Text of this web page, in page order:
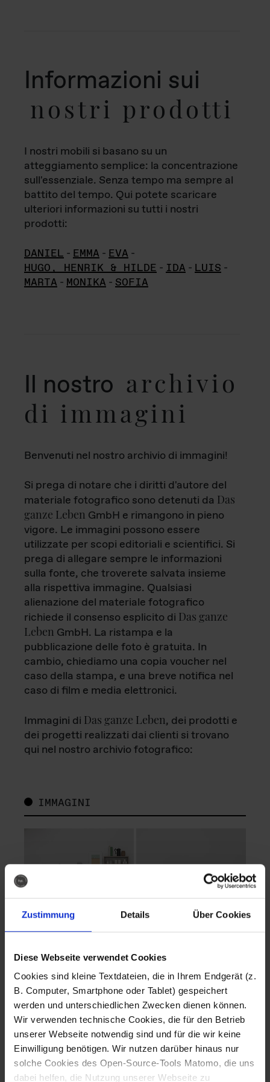
Zustimmung Details Über Cookies
Diese Webseite verwendet Cookies
Cookies sind kleine Textdateien, die in Ihrem Endgerät (z.
B. Computer, Smartphone oder Tablet) gespeichert
werden und unterschiedlichen Zwecken dienen können.
Wir verwenden technische Cookies, die für den Betrieb
unserer Webseite notwendig sind und für die wir keine
Einwilligung benötigen. Wir nutzen darüber hinaus nur
solche Cookies des Open-Source-Tools Matomo, die uns
dabei helfen, die Nutzung unserer Webseite zu
Informazioni sui
nostri prodotti
I nostri mobili si basano su un
atteggiamento semplice: la concentrazione
sull'essenziale. Senza tempo ma sempre al
battito del tempo. Qui potete scaricare
ulteriori informazioni su tutti i nostri
prodotti:
DANIEL - EMMA - EVA -
HUGO, HENRIK & HILDE - IDA - LUIS -
MARTA - MONIKA - SOFIA
Il nostro archivio
di immagini
Benvenuti nel nostro archivio di immagini!
Si prega di notare che i diritti d'autore del
materiale fotografico sono detenuti da Das
ganze Leben GmbH e rimangono in pieno
vigore. Le immagini possono essere
utilizzate per scopi editoriali e scientifici. Si
prega di allegare sempre le informazioni
sulla fonte, che troverete salvata insieme
alla rispettiva immagine. Qualsiasi
alienazione del materiale fotografico
richiede il consenso esplicito di Das ganze
Leben GmbH. La ristampa e la
pubblicazione delle foto è gratuita. In
cambio, chiediamo una copia voucher nel
caso della stampa, e una breve notifica nel
caso di film e media elettronici.
Immagini di Das ganze Leben, dei prodotti e
dei progetti realizzati dai clienti si trovano
qui nel nostro archivio fotografico:
IMMAGINI
Fotografo: Lorenz
Sternbach
Download
Fotografo: Lorenz
Sternbach
Download